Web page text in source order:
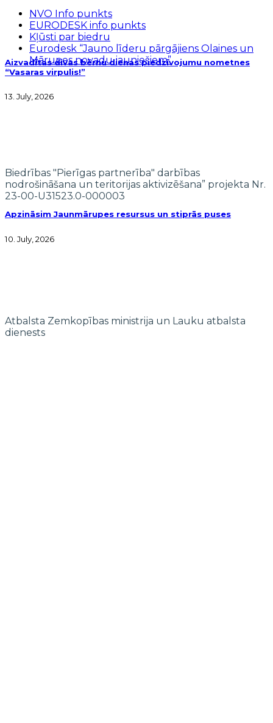
Aizvadītas divas bērnu dienas piedzīvojumu nometnes
“Vasaras virpulis!”
13. July, 2026
Apzināsim Jaunmārupes resursus un stiprās puses
10. July, 2026
NVO Info punkts
EURODESK info punkts
Kļūsti par biedru
Eurodesk “Jauno līderu pārgājiens Olaines un
Mārupes novadu jauniešiem”
Biedrības "Pierīgas partnerība" darbības
nodrošināšana un teritorijas aktivizēšana” projekta Nr.
23-00-U31523.0-000003
Atbalsta Zemkopības ministrija un Lauku atbalsta
dienests